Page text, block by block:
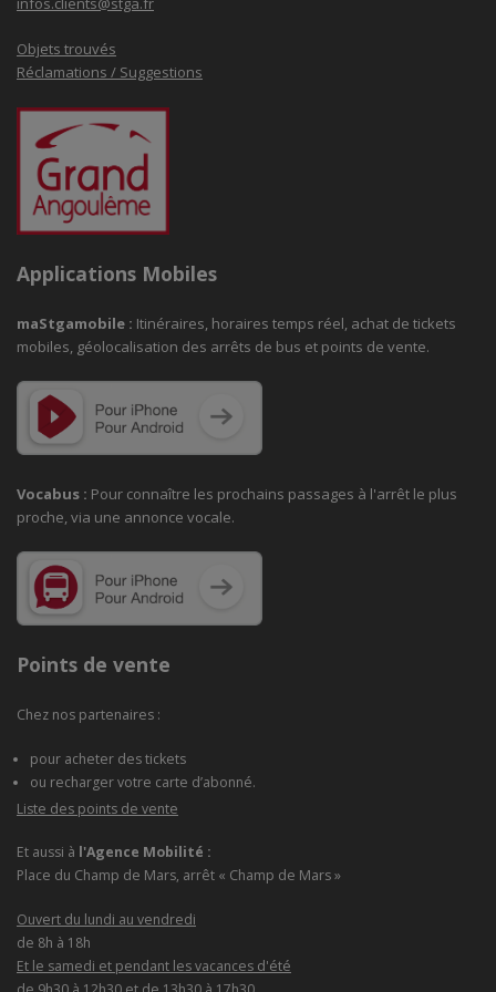
Objets trouvés
Réclamations / Suggestions
Applications Mobiles
maStgamobile : Itinéraires, horaires temps réel, achat de tickets
mobiles, géolocalisation des arrêts de bus et points de vente.
Vocabus : Pour connaître les prochains passages à l'arrêt le plus
proche, via une annonce vocale.
Points de vente
Chez nos partenaires :
pour acheter des tickets
ou recharger votre carte d’abonné.
Liste des points de vente
Et aussi à l'Agence Mobilité :
Place du Champ de Mars, arrêt « Champ de Mars »
Ouvert du lundi au vendredi
de 8h à 18h
Et le samedi et pendant les vacances d'été